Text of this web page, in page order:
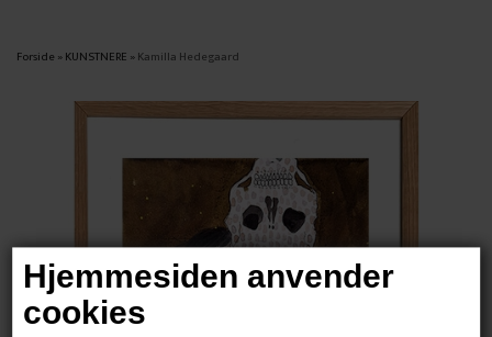
Hjemmesiden anvender
cookies
Forside »KUNSTNERE »Kamilla Hedegaard